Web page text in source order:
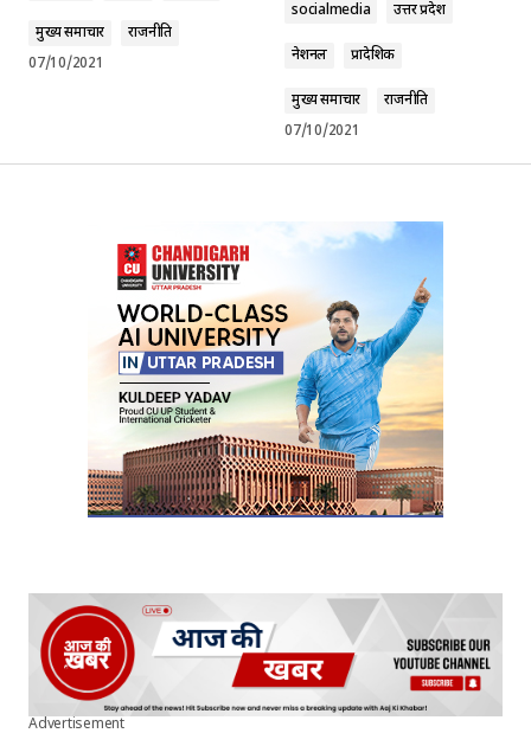
मुख्य समाचार
राजनीति
07/10/2021
socialmedia उत्तर प्रदेश
नेशनल प्रादेशिक
मुख्य समाचार
राजनीति
07/10/2021
Advertisement